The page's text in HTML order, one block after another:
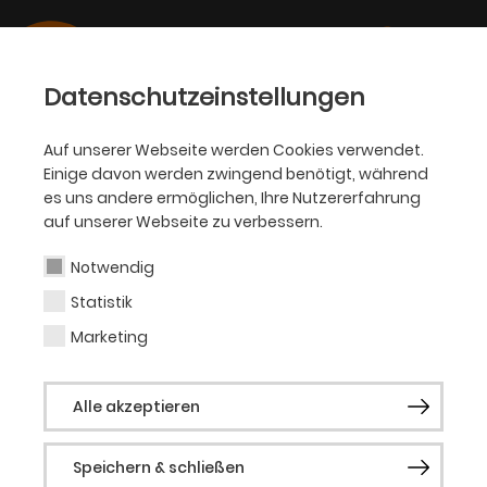
Datenschutzeinstellungen
Auf unserer Webseite werden Cookies verwendet.
Einige davon werden zwingend benötigt, während
es uns andere ermöglichen, Ihre Nutzererfahrung
auf unserer Webseite zu verbessern.
Notwendig
Statistik
Marketing
Alle akzeptieren
Speichern & schließen
SCHAUSPIEL DORTMUND
Hurra, Theater für
Wir feiern inklusive Kunstpraxis!
Theater für Viele! feiern wir
Dezemberdie Spielarten inklusiver Kunstpraxis
– politisch, musikalisch und berührend.
Gemeinsam mit dem mixed-abled Kollektiv